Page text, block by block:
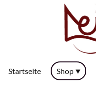
Startseite Shop